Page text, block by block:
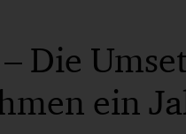
Die
ein